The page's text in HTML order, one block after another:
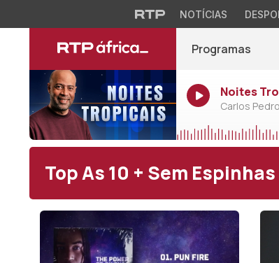
NOTÍCIAS
Programas
Noites
Carlos Pedro
Top As 10 + Sem Espinhas